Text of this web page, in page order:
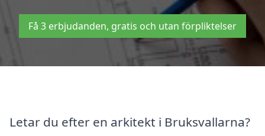
Få 3 erbjudanden, gratis och utan förpliktelser
Letar du efter en arkitekt i Bruksvallarna?